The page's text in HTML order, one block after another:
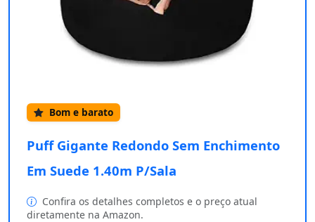
Bom e barato
Puff Gigante Redondo Sem Enchimento
Em Suede 1.40m P/Sala
Confira os detalhes completos e o preço atual
diretamente na Amazon.